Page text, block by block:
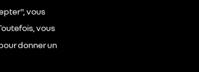
vous
vous
donner un